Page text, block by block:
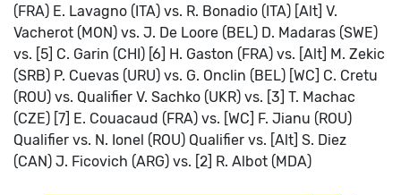
(FRA) E. Lavagno (ITA) vs. R. Bonadio (ITA) [Alt] V.
Vacherot (MON) vs. J. De Loore (BEL) D. Madaras (SWE)
vs. [5] C. Garin (CHI) [6] H. Gaston (FRA) vs. [Alt] M. Zekic
(SRB) P. Cuevas (URU) vs. G. Onclin (BEL) [WC] C. Cretu
(ROU) vs. Qualifier V. Sachko (UKR) vs. [3] T. Machac
(CZE) [7] E. Couacaud (FRA) vs. [WC] F. Jianu (ROU)
Qualifier vs. N. Ionel (ROU) Qualifier vs. [Alt] S. Diez
(CAN) J. Ficovich (ARG) vs. [2] R. Albot (MDA)